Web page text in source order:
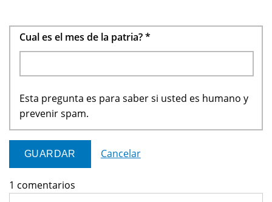
Cual es el mes de la patria?*
Esta pregunta es para saber si usted es humano y
prevenir spam.
Cancelar
1 comentarios